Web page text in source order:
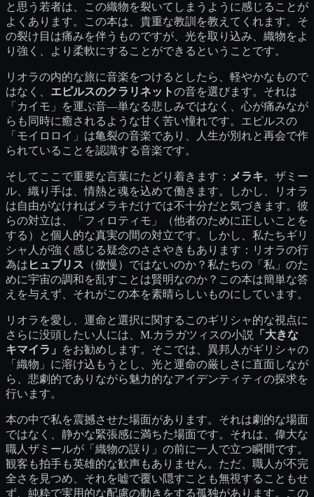
と思う若者は、この織物を裂いてしまうように感じることが
よくあります。この本は、貴重な教訓を教えてくれます。そ
の裂け目は痛みを伴うものですが、光を取り込み、織物をよ
り強く、より柔軟にすることができるということです。
リオラの内的な旅に音楽をつけるとしたら、軽やかなもので
はなく、 エピルスのクラリネットの音を選びます。それは
「カイモ」を運ぶ音—単なる悲しみではなく、心が痛みなが
らも同時に癒されるような甘く苦い憧れです。エピルスの
「モイロロイ」は亀裂の音楽であり、人生が別れと再会で作
られていることを認識する音楽です。
そしてここで重要な言葉にたどり着きます： メラキ。ザミー
ル、織り手は、情熱と魂を込めて働きます。しかし、リオラ
は自由がなければメラキだけでは不十分だと気づきます。彼
らの対立は、「フィロティモ」（他者のために正しいことを
する）と個人的な真実の間の対立です。しかし、私たちギリ
シャ人が強く感じる疑念のささやきもあります：リオラの行
為は ヒュブリス （傲慢）ではないのか？私たちの「私」のた
めに宇宙の調和を乱すことは賢明なのか？この本は簡単な答
えを与えず、それがこの本を素晴らしいものにしています。
リオラを愛し、運命と選択に関するこのギリシャ的な視点に
さらに没頭したい人には、M.カラガツィスの小説
「大きな
キマイラ」
をお勧めします。そこでは、異邦人がギリシャの
「織物」に溶け込もうとし、光と運命の厳しさに直面しなが
ら、悲劇的でありながら魅力的なアイデンティティの探求を
行います。
本の中で私を震撼させた場面があります。それは劇的な場面
ではなく、静かな緊張感に満ちた場面です。それは、偉大な
職人ザミールが「織物の誤り」の前に一人で立つ瞬間です。
観客も拍手も英雄的な歓声もありません。ただ、職人が不完
全さを見つめ、それを嘘で覆い隠すことも無視することもせ
ず、純粋で実用的な配慮の動きをする孤独があります。この